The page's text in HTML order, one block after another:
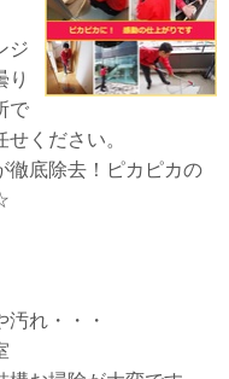
ジ
り
で
ください。
徹底除去！ピカピカの
れ・・・